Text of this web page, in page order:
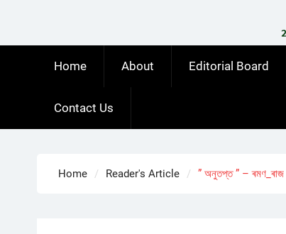
Home About Editorial Board
Contact Us
Home Reader's Article ” অনুতপ্ত ” – ৰমণ_ৰাজ